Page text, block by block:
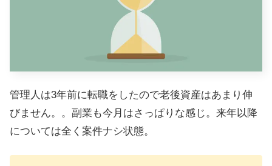
管理人は3年前に転職をしたので老後資産はあまり伸
びません。。副業も今月はさっぱりな感じ。来年以降
については全く案件ナシ状態。